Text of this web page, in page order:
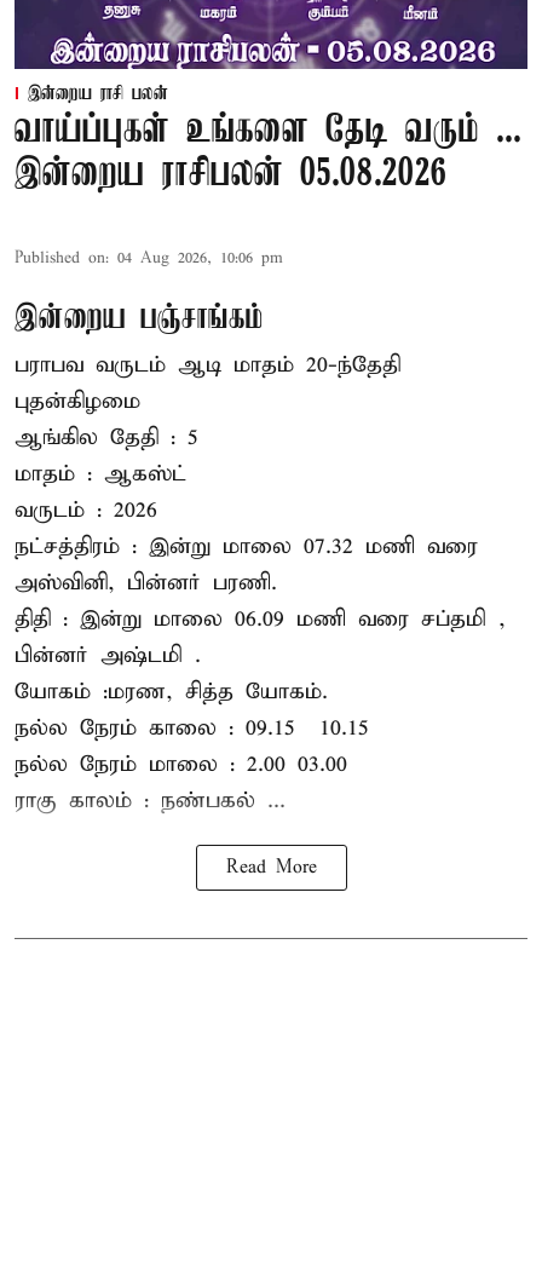
இன்றைய ராசி பலன்
வாய்ப்புகள் உங்களை தேடி வரும் ...
இன்றைய ராசிபலன் 05.08.2026
Published on: 04 Aug 2026, 10:06 pm
இன்றைய பஞ்சாங்கம்
பராபவ வருடம் ஆடி மாதம் 20-ந்தேதி
புதன்கிழமை
ஆங்கில தேதி : 5
மாதம் : ஆகஸ்ட்
வருடம் : 2026
நட்சத்திரம் : இன்று மாலை 07.32 மணி வரை
அஸ்வினி, பின்னர் பரணி.
திதி : இன்று மாலை 06.09 மணி வரை சப்தமி ,
பின்னர் அஷ்டமி .
யோகம் :மரண, சித்த யோகம்.
நல்ல நேரம் காலை : 09.15 – 10.15
நல்ல நேரம் மாலை : 2.00– 03.00
ராகு காலம் : நண்பகல் ...
Read More